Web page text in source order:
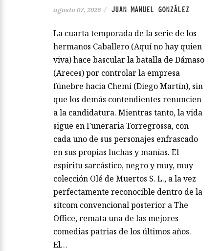
agosto 07, 2026 / JUAN MANUEL GONZÁLEZ
La cuarta temporada de la serie de los
hermanos Caballero (Aquí no hay quien
viva) hace bascular la batalla de Dámaso
(Areces) por controlar la empresa
fúnebre hacia Chemi (Diego Martín), sin
que los demás contendientes renuncien
a la candidatura. Mientras tanto, la vida
sigue en Funeraria Torregrossa, con
cada uno de sus personajes enfrascado
en sus propias luchas y manías. El
espíritu sarcástico, negro y muy, muy
colección Olé de Muertos S. L., a la vez
perfectamente reconocible dentro de la
sitcom convencional posterior a The
Office, remata una de las mejores
comedias patrias de los últimos años.
El…